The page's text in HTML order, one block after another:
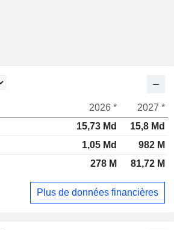
2026 *
2027 *
15,73 Md
15,8 Md
1,05 Md
982 M
278 M 81,72 M
Plus de données financières